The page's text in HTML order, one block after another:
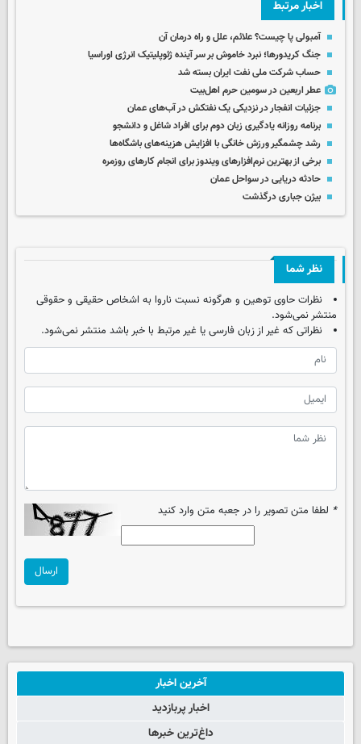
اخبار مرتبط
آمبولی پا چیست؟ علائم، علل و راه درمان آن
جنگ کریدورها؛ نبرد خاموش بر سر آینده ژئوپلیتیک انرژی اوراسیا
حساب‌ شرکت ملی نفت ایران بسته شد
عطر اربعین در سومین حرم اهل‌بیت
جزئیات انفجار در نزدیکی یک نفتکش در آب‌های عمان
برنامه روزانه یادگیری زبان دوم برای افراد شاغل و دانشجو
رشد چشمگیر ورزش خانگی با افزایش هزینه‌های باشگاه‌ها
برخی از بهترین نرم‌افزارهای ویندوز برای انجام کارهای روزمره
حادثه دریایی در سواحل عمان
بیژن جباری درگذشت
نظر شما
نظرات حاوی توهین و هرگونه نسبت ناروا به اشخاص حقیقی و حقوقی
منتشر نمی‌شود.
نظراتی که غیر از زبان فارسی یا غیر مرتبط با خبر باشد منتشر نمی‌شود.
* لطفا متن تصویر را در جعبه متن وارد کنید
ارسال
آخرین اخبار
اخبار پربازدید
داغ‌ترین خبرها